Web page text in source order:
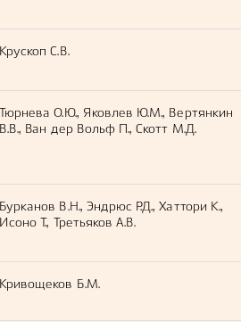
Крускоп С.В.
Тюрнева О.Ю., Яковлев Ю.М., Вертянкин
В.В., Ван дер Вольф П., Скотт М.Д.
Бурканов В.Н., Эндрюс Р.Д., Хаттори К.,
Исоно Т., Третьяков А.В.
Кривощеков Б.М.